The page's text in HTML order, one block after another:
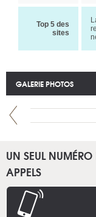
Top 5 des
sites
GALERIE PHOTOS
UN SEUL
APPELS